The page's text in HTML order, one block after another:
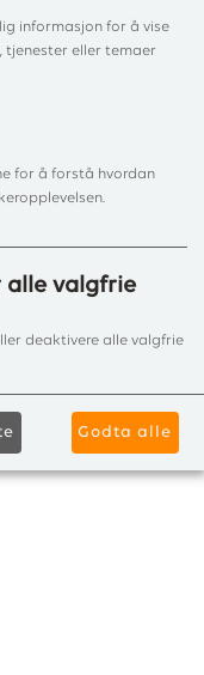
informasjon for å vise
tjenester eller temaer
for å forstå hvordan
alle valgfrie
deaktivere alle valgfrie
Godta alle